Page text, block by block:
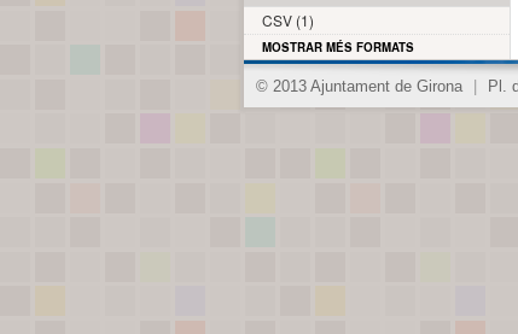
CSV (1)
MOSTRAR MÉS FORMATS
© 2013 Ajuntament de Girona Pl.